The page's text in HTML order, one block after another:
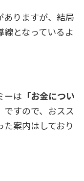
りますが、結局
となっているよ
ーは 「お金につい
ですので、おスス
案内はしており